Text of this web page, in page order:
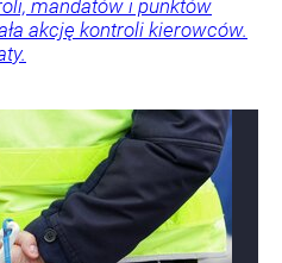
mandatów i punktów
akcję kontroli kierowców.